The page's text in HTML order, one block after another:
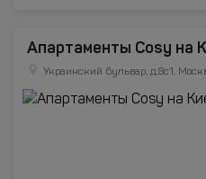
Апартаменты Cosy на
Украинский бульвар, д.8с1,